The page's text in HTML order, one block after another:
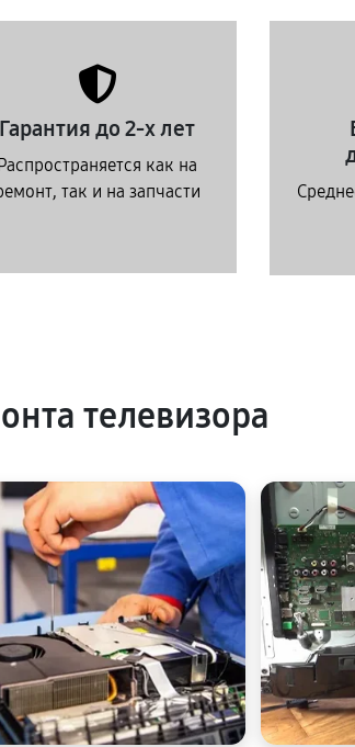
Гарантия до 2-х лет
как на
так и на запчасти
телевизора